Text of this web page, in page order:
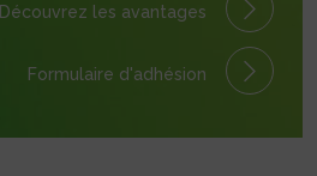
Découvrez les avantages
Formulaire d'adhésion